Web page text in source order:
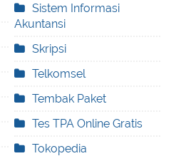
Sistem Informasi
Akuntansi
Skripsi
Telkomsel
Tembak Paket
Tes TPA Online Gratis
Tokopedia